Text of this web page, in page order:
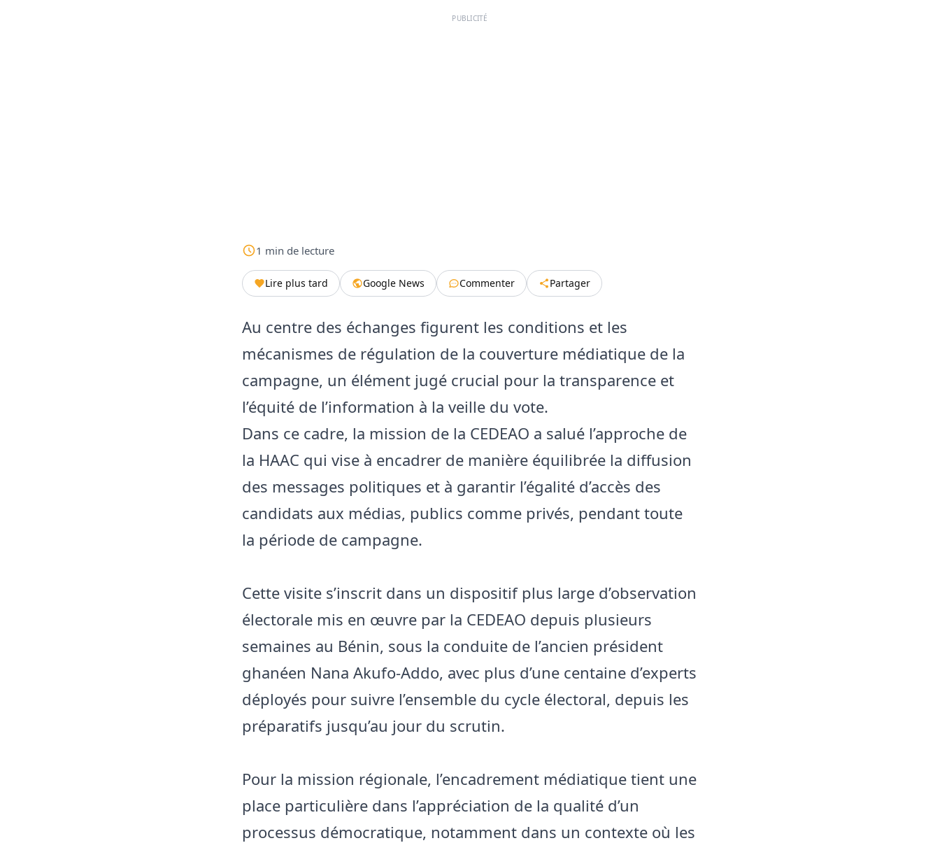
PUBLICITÉ
1 min de lecture
Lire plus tard Google News Commenter Partager
Au centre des échanges figurent les conditions et les
mécanismes de régulation de la couverture médiatique de la
campagne, un élément jugé crucial pour la transparence et
l’équité de l’information à la veille du vote.
Dans ce cadre, la mission de la CEDEAO a salué l’approche de
la HAAC qui vise à encadrer de manière équilibrée la diffusion
des messages politiques et à garantir l’égalité d’accès des
candidats aux médias, publics comme privés, pendant toute
la période de campagne.
Cette visite s’inscrit dans un dispositif plus large d’observation
électorale mis en œuvre par la CEDEAO depuis plusieurs
semaines au Bénin, sous la conduite de l’ancien président
ghanéen Nana Akufo-Addo, avec plus d’une centaine d’experts
déployés pour suivre l’ensemble du cycle électoral, depuis les
préparatifs jusqu’au jour du scrutin.
Pour la mission régionale, l’encadrement médiatique tient une
place particulière dans l’appréciation de la qualité d’un
processus démocratique, notamment dans un contexte où les